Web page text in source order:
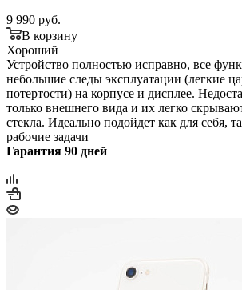
9 990 руб.
В корзину
Хороший
Устройство полностью исправно, все
небольшие следы эксплуатации (легкие
потертости) на корпусе и дисплее.
только внешнего вида и их легко
стекла. Идеально подойдет как для себя,
рабочие задачи
Гарантия 90 дней